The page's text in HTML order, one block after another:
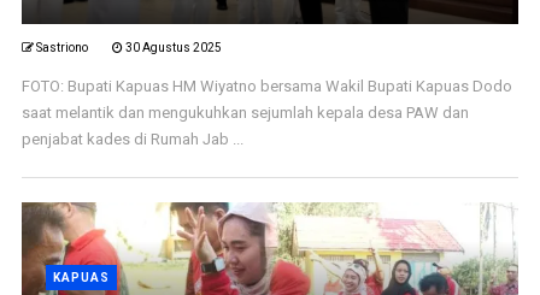
Sastriono 30 Agustus 2025
FOTO: Bupati Kapuas HM Wiyatno bersama Wakil Bupati Kapuas Dodo
saat melantik dan mengukuhkan sejumlah kepala desa PAW dan
penjabat kades di Rumah Jab ...
KAPUAS